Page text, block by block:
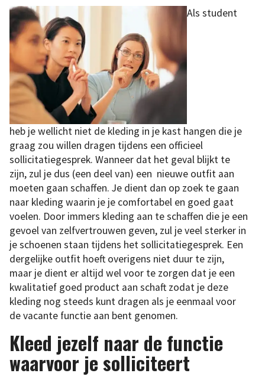
Als student
heb je wellicht niet de kleding in je kast hangen die je
graag zou willen dragen tijdens een officieel
sollicitatiegesprek. Wanneer dat het geval blijkt te
zijn, zul je dus (een deel van) een nieuwe outfit aan
moeten gaan schaffen. Je dient dan op zoek te gaan
naar kleding waarin je je comfortabel en goed gaat
voelen. Door immers kleding aan te schaffen die je een
gevoel van zelfvertrouwen geven, zul je veel sterker in
je schoenen staan tijdens het sollicitatiegesprek. Een
dergelijke outfit hoeft overigens niet duur te zijn,
maar je dient er altijd wel voor te zorgen dat je een
kwalitatief goed product aan schaft zodat je deze
kleding nog steeds kunt dragen als je eenmaal voor
de vacante functie aan bent genomen.
Kleed jezelf naar de functie
waarvoor je solliciteert